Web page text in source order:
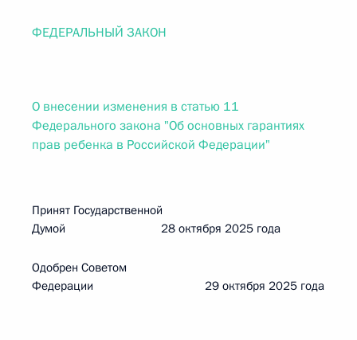
ФЕДЕРАЛЬНЫЙ ЗАКОН
О внесении изменения в статью 11
Федерального закона "Об основных гарантиях
прав ребенка в Российской Федерации"
Принят Государственной
Думой 28 октября 2025 года
Одобрен Советом
Федерации 29 октября 2025 года